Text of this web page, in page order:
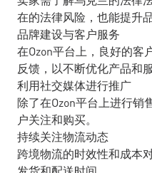
在的法律风险，也能提升品
品牌建设与客户服务
在Ozon平台上，良好的
反馈，以不断优化产品和服
利用社交媒体进行推广
除了在Ozon平台上进行销
户关注和购买。
持续关注物流动态
跨境物流的时效性和成本